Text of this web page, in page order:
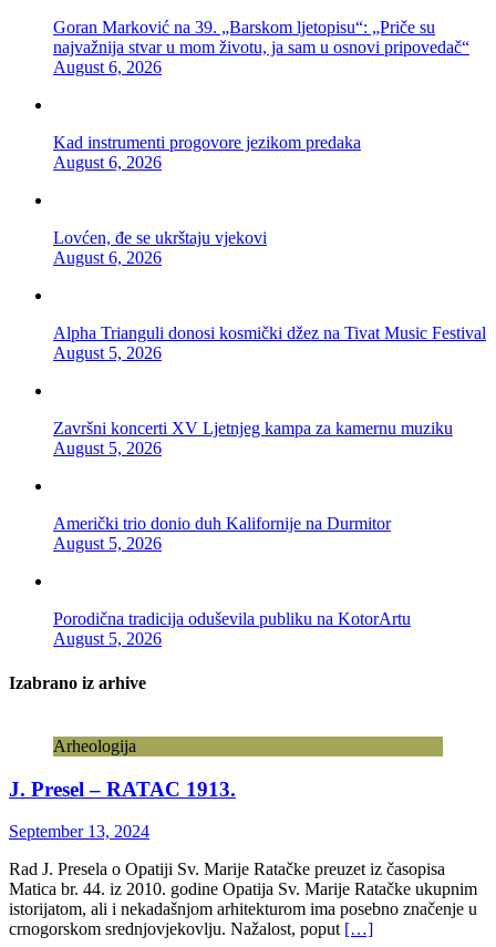
Goran Marković na 39. „Barskom ljetopisu“: „Priče su
najvažnija stvar u mom životu, ja sam u osnovi pripovedač“
August 6, 2026
Kad instrumenti progovore jezikom predaka
August 6, 2026
Lovćen, đe se ukrštaju vjekovi
August 6, 2026
Alpha Trianguli donosi kosmički džez na Tivat Music Festival
August 5, 2026
Završni koncerti XV Ljetnjeg kampa za kamernu muziku
August 5, 2026
Američki trio donio duh Kalifornije na Durmitor
August 5, 2026
Porodična tradicija oduševila publiku na KotorArtu
August 5, 2026
Izabrano iz arhive
Arheologija
J. Presel – RATAC 1913.
September 13, 2024
Rad J. Presela o Opatiji Sv. Marije Ratačke preuzet iz časopisa
Matica br. 44. iz 2010. godine Opatija Sv. Marije Ratačke ukupnim
istorijatom, ali i nekadašnjom arhitekturom ima posebno značenje u
crnogorskom srednjovjekovlju. Nažalost, poput […]